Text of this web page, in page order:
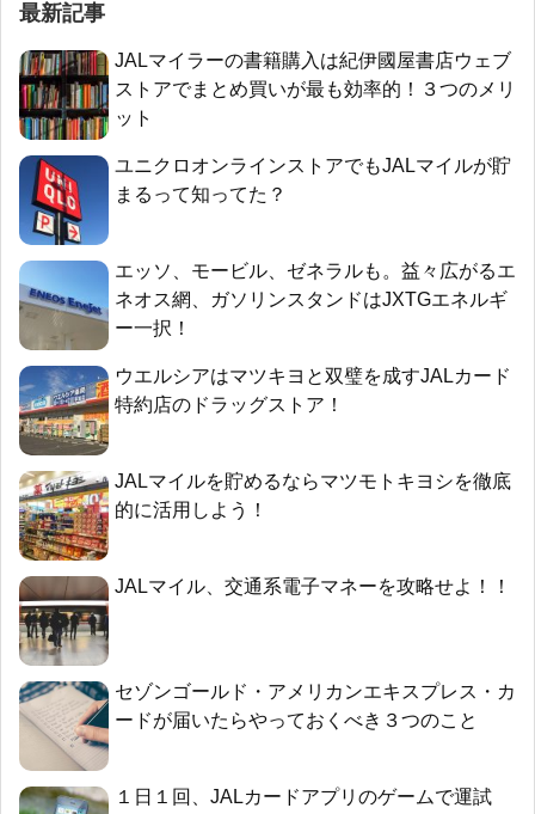
最新記事
JALマイラーの書籍購入は紀伊國屋書店ウェブ
ストアでまとめ買いが最も効率的！３つのメリ
ット
ユニクロオンラインストアでもJALマイルが貯
まるって知ってた？
エッソ、モービル、ゼネラルも。益々広がるエ
ネオス網、ガソリンスタンドはJXTGエネルギ
ー一択！
ウエルシアはマツキヨと双璧を成すJALカード
特約店のドラッグストア！
JALマイルを貯めるならマツモトキヨシを徹底
的に活用しよう！
JALマイル、交通系電子マネーを攻略せよ！！
セゾンゴールド・アメリカンエキスプレス・カ
ードが届いたらやっておくべき３つのこと
１日１回、JALカードアプリのゲームで運試